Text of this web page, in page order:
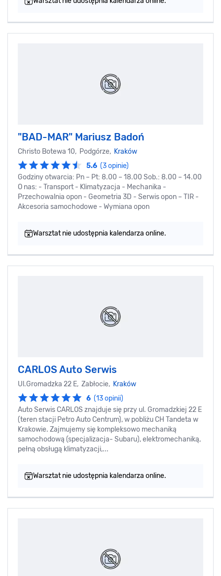
"BAD-MAR" Mariusz Badoń
Christo Botewa 10, Podgórze, Kraków
5.6 (3 opinie)
Godziny otwarcia: Pn – Pt: 8.00 – 18.00 Sob.: 8.00 – 14.00
O nas: - Transport - Klimatyzacja - Mechanika -
Przechowalnia opon - Geometria 3D - Serwis opon – TIR -
Akcesoria samochodowe - Wymiana opon
Warsztat nie udostępnia kalendarza online.
CARLOS Auto Serwis
Ul.Gromadzka 22 E, Zabłocie, Kraków
6 (13 opinii)
Auto Serwis CARLOS znajduje się przy ul. Gromadzkiej 22 E
(teren stacji Petro Auto Centrum), w pobliżu CH Tandeta w
Krakowie. Zajmujemy się kompleksowo mechaniką
samochodową (specjalizacja- Subaru), elektromechaniką,
pełną obsługą klimatyzacji,...
Warsztat nie udostępnia kalendarza online.